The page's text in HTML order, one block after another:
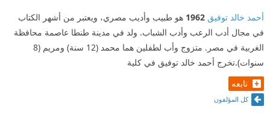
أحمد خالد توفيق 1962 هو طبيب وأديب مصري، ويعتبر من أشهر الكتاب
في مجال أدب الرعب وأدب الشباب. ولد في مدينة طنطا عاصمة محافظة
الغربية في مصر. متزوج وأب لطفلين هما محمد (12 سنة) ومريم (8
سنوات).تخرج أحمد خالد توفيق في كلية
تابعه
كل المؤلفون